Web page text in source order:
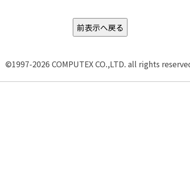
©1997-2026 COMPUTEX CO.,LTD. all rights